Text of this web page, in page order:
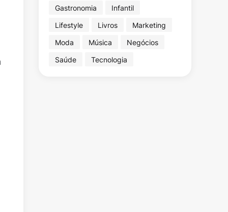
Gastronomia
Infantil
Lifestyle
Livros
Marketing
Moda
Música
Negócios
Saúde
Tecnologia